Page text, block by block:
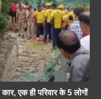
कार, एक ही परिवार के 5 लोगों